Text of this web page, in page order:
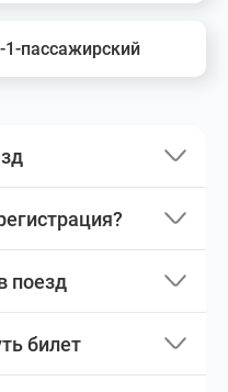
пассажирский
поезд
билет